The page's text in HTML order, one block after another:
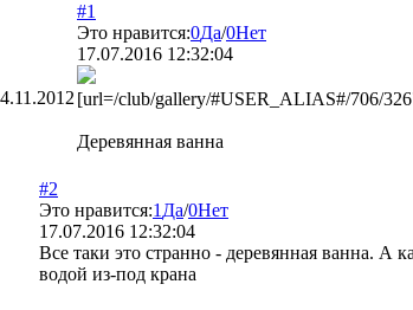
#1
Это нравится:0Да/0Нет
17.07.2016 12:32:04
[url=/club/gallery/#USER_ALIAS#/706/
Деревянная ванна
#2
Это нравится:1 Да/0Нет
17.07.2016 12:32:04
Все таки это странно - деревянная ванна. А
водой из-под крана